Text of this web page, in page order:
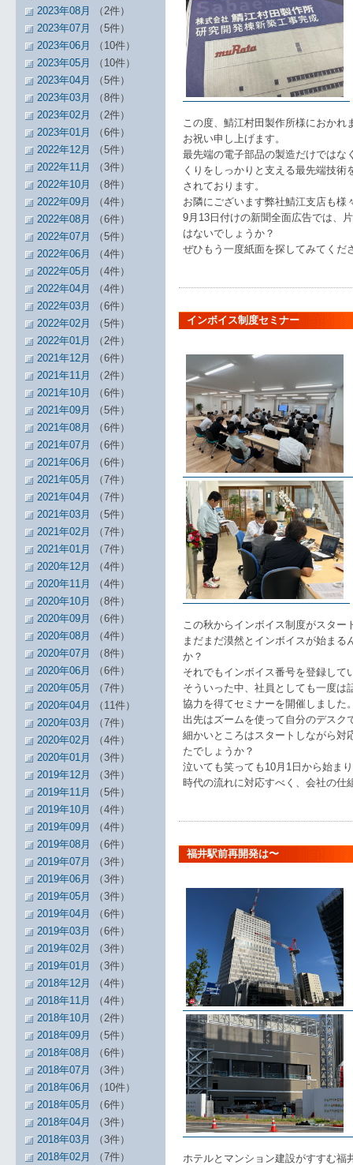
この度、鯖江村田製作所様におかれ
お祝い申し上げます。
最先端の電子部品の製造だけではな
くりをしっかりと支える最先端技
されております。
お隣にございます弊社鯖江支店も様
9月13日付けの新聞全面広告では、
はないでしょうか？
ぜひもう一度紙面を探してみてくだ
インボイス制度セミナー
この秋からインボイス制度がスター
まだまだ漠然とインボイスが始ま
か？
それでもインボイス番号を登録して
そういった中、社員としても一度は
協力を得てセミナーを開催しました
出先はズームを使って自分のデスク
細かいところはスタートしながら対
たでしょうか？
泣いても笑っても10月1日から始ま
時代の流れに対応すべく、会社の仕
福井駅前再開発は〜
ホテルとマンション建設がすすむ福
2023年08月
（2件）
2023年07月
（5件）
2023年06月
（10件）
2023年05月
（10件）
2023年04月
（5件）
2023年03月
（8件）
2023年02月
（2件）
2023年01月
（6件）
2022年12月
（5件）
2022年11月
（3件）
2022年10月
（8件）
2022年09月
（4件）
2022年08月
（6件）
2022年07月
（5件）
2022年06月
（4件）
2022年05月
（4件）
2022年04月
（4件）
2022年03月
（6件）
2022年02月
（5件）
2022年01月
（2件）
2021年12月
（6件）
2021年11月
（2件）
2021年10月
（6件）
2021年09月
（5件）
2021年08月
（6件）
2021年07月
（6件）
2021年06月
（6件）
2021年05月
（7件）
2021年04月
（7件）
2021年03月
（5件）
2021年02月
（7件）
2021年01月
（7件）
2020年12月
（4件）
2020年11月
（4件）
2020年10月
（8件）
2020年09月
（6件）
2020年08月
（4件）
2020年07月
（8件）
2020年06月
（6件）
2020年05月
（7件）
2020年04月
（11件）
2020年03月
（7件）
2020年02月
（4件）
2020年01月
（3件）
2019年12月
（3件）
2019年11月
（5件）
2019年10月
（4件）
2019年09月
（4件）
2019年08月
（6件）
2019年07月
（3件）
2019年06月
（3件）
2019年05月
（3件）
2019年04月
（6件）
2019年03月
（6件）
2019年02月
（3件）
2019年01月
（3件）
2018年12月
（4件）
2018年11月
（4件）
2018年10月
（2件）
2018年09月
（5件）
2018年08月
（6件）
2018年07月
（3件）
2018年06月
（10件）
2018年05月
（6件）
2018年04月
（3件）
2018年03月
（3件）
2018年02月
（7件）